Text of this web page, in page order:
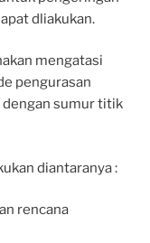
dliakukan.
mengatasi
pengurasan
dengan sumur titik
diantaranya :
rencana